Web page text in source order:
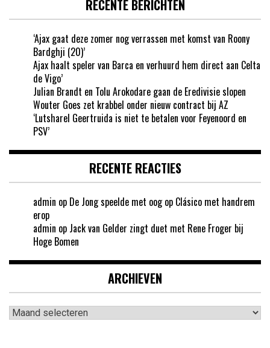
RECENTE BERICHTEN
‘Ajax gaat deze zomer nog verrassen met komst van Roony
Bardghji (20)’
Ajax haalt speler van Barca en verhuurd hem direct aan Celta
de Vigo’
Julian Brandt en Tolu Arokodare gaan de Eredivisie slopen
Wouter Goes zet krabbel onder nieuw contract bij AZ
‘Lutsharel Geertruida is niet te betalen voor Feyenoord en
PSV’
RECENTE REACTIES
admin op De Jong speelde met oog op Clásico met handrem
erop
admin op Jack van Gelder zingt duet met Rene Froger bij
Hoge Bomen
ARCHIEVEN
Archieven